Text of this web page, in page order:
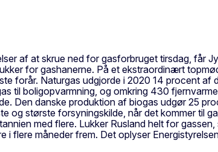
af at skrue ned for gasforbruget tirsdag, får
for gashanerne. På et ekstraordinært
forår. Naturgas udgjorde i 2020 14 procent af
til boligopvarmning, og omkring 430
Den danske produktion af biogas udgør 25
og største forsyningskilde, når det kommer til
med flere. Lukker Rusland helt for gassen,
måneder frem. Det oplyser